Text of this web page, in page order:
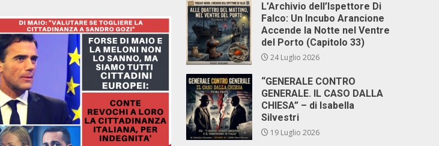
L’Archivio dell’Ispettore Di
Falco: Un Incubo Arancione
Accende la Notte nel Ventre
del Porto (Capitolo 33)
24 Luglio 2026
“GENERALE CONTRO
GENERALE. IL CASO DALLA
CHIESA” – di Isabella
Silvestri
19 Luglio 2026